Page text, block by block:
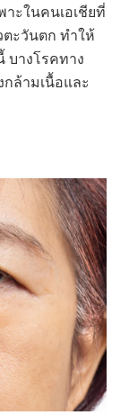
ะในคนเอเชียที่
ตะวันตก ทำให้
บางโรคทาง
ล้ามเนื้อและ